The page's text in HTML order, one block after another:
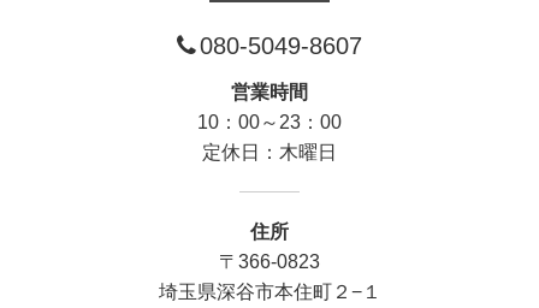
080-5049-8607
営業時間
10：00～23：00
定休日：木曜日
住所
〒366-0823
埼玉県深谷市本住町２−１